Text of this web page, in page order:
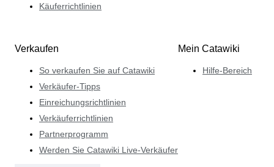
Käuferrichtlinien
Verkaufen
So verkaufen Sie auf Catawiki
Verkäufer-Tipps
Einreichungsrichtlinien
Verkäuferrichtlinien
Partnerprogramm
Werden Sie Catawiki Live-Verkäufer
Mein Catawiki
Hilfe-Bereich